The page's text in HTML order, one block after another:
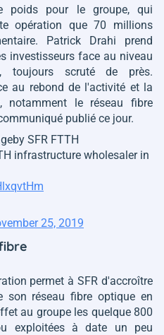
poids pour le groupe, qui
opération que 70 millions
Patrick Drahi prend
investisseurs face au niveau
toujours scruté de près.
au rebond de l'activité et la
notamment le réseau fibre
publié ce jour.
SFR FTTH
infrastructure wholesaler in
25, 2019
permet à SFR d'accroître
son réseau fibre optique en
au groupe les quelque 800
exploitées à date un peu